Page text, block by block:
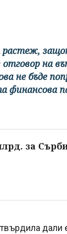
растеж,
на
не бъде
финансова
за
дали